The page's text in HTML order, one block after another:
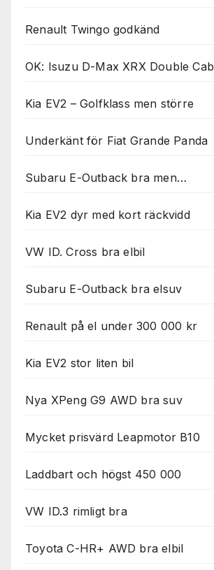
Renault Twingo godkänd
OK: Isuzu D-Max XRX Double Cab
Kia EV2 – Golfklass men större
Underkänt för Fiat Grande Panda
Subaru E-Outback bra men…
Kia EV2 dyr med kort räckvidd
VW ID. Cross bra elbil
Subaru E-Outback bra elsuv
Renault på el under 300 000 kr
Kia EV2 stor liten bil
Nya XPeng G9 AWD bra suv
Mycket prisvärd Leapmotor B10
Laddbart och högst 450 000
VW ID.3 rimligt bra
Toyota C-HR+ AWD bra elbil